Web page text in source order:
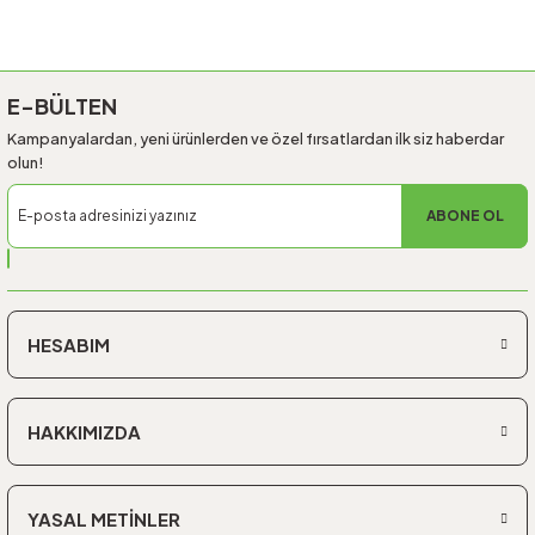
E-BÜLTEN
Kampanyalardan, yeni ürünlerden ve özel fırsatlardan ilk siz haberdar
olun!
ABONE OL
HESABIM
HAKKIMIZDA
YASAL METİNLER